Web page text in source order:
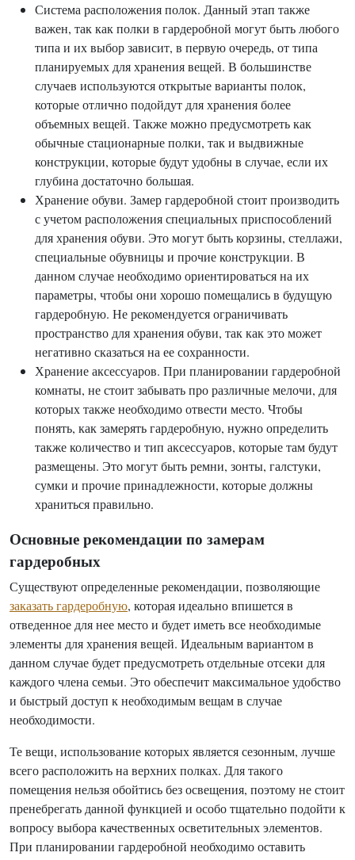
Система расположения полок. Данный этап также
важен, так как полки в гардеробной могут быть любого
типа и их выбор зависит, в первую очередь, от типа
планируемых для хранения вещей. В большинстве
случаев используются открытые варианты полок,
которые отлично подойдут для хранения более
объемных вещей. Также можно предусмотреть как
обычные стационарные полки, так и выдвижные
конструкции, которые будут удобны в случае, если их
глубина достаточно большая.
Хранение обуви. Замер гардеробной стоит производить
с учетом расположения специальных приспособлений
для хранения обуви. Это могут быть корзины, стеллажи,
специальные обувницы и прочие конструкции. В
данном случае необходимо ориентироваться на их
параметры, чтобы они хорошо помещались в будущую
гардеробную. Не рекомендуется ограничивать
пространство для хранения обуви, так как это может
негативно сказаться на ее сохранности.
Хранение аксессуаров. При планировании гардеробной
комнаты, не стоит забывать про различные мелочи, для
которых также необходимо отвести место. Чтобы
понять, как замерять гардеробную, нужно определить
также количество и тип аксессуаров, которые там будут
размещены. Это могут быть ремни, зонты, галстуки,
сумки и прочие принадлежности, которые должны
храниться правильно.
Основные рекомендации по замерам
гардеробных
Существуют определенные рекомендации, позволяющие
заказать гардеробную, которая идеально впишется в
отведенное для нее место и будет иметь все необходимые
элементы для хранения вещей. Идеальным вариантом в
данном случае будет предусмотреть отдельные отсеки для
каждого члена семьи. Это обеспечит максимальное удобство
и быстрый доступ к необходимым вещам в случае
необходимости.
Те вещи, использование которых является сезонным, лучше
всего расположить на верхних полках. Для такого
помещения нельзя обойтись без освещения, поэтому не стоит
пренебрегать данной функцией и особо тщательно подойти к
вопросу выбора качественных осветительных элементов.
При планировании гардеробной необходимо оставить